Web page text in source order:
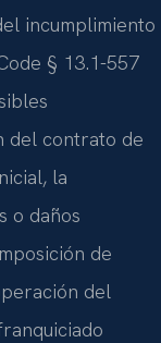
incumplimiento
§ 13.1-557
del contrato de
la
o daños
de
del